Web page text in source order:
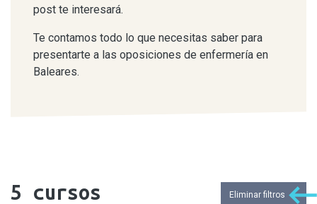
post te interesará.
Te contamos todo lo que necesitas saber para
presentarte a las oposiciones de enfermería en
Baleares.
5 cursos Eliminar filtros